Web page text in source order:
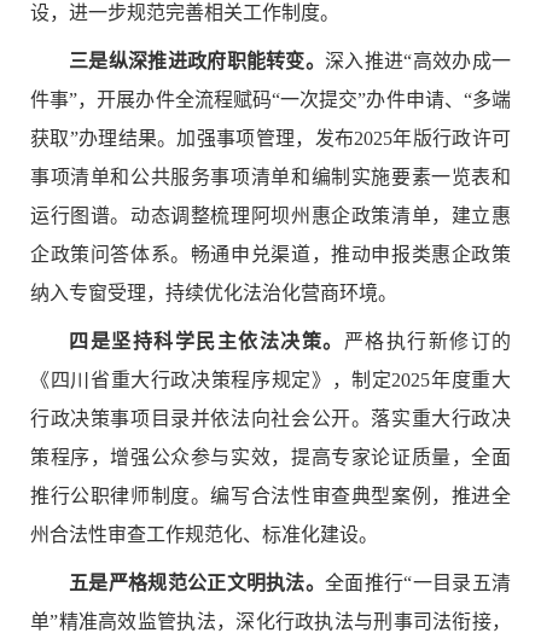
设，进一步规范完善相关工作制度。
三是纵深推进政府职能转变。深入推进“高效办成一
件事”，开展办件全流程赋码“一次提交”办件申请、“多端
获取”办理结果。加强事项管理，发布2025年版行政许可
事项清单和公共服务事项清单和编制实施要素一览表和
运行图谱。动态调整梳理阿坝州惠企政策清单，建立惠
企政策问答体系。畅通申兑渠道，推动申报类惠企政策
纳入专窗受理，持续优化法治化营商环境。
四是坚持科学民主依法决策。 严格执行新修订的
《四川省重大行政决策程序规定》，制定2025年度重大
行政决策事项目录并依法向社会公开。落实重大行政决
策程序，增强公众参与实效，提高专家论证质量，全面
推行公职律师制度。编写合法性审查典型案例，推进全
州合法性审查工作规范化、标准化建设。
五是严格规范公正文明执法。全面推行“一目录五清
单”精准高效监管执法，深化行政执法与刑事司法衔接，